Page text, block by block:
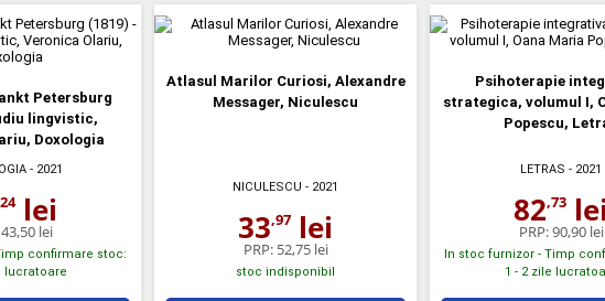
Petersburg
lingvistic,
Doxologia
- 2021
lei
43,50 lei
confirmare stoc:
lucratoare
Atlasul Marilor Curiosi, Alexandre
Messager, Niculescu
NICULESCU - 2021
33,97 lei
PRP: 52,75 lei
stoc indisponibil
Psihoterapie
strategica, volumul I,
Popescu,
LETRAS - 2021
82,73 lei
PRP:90,90 lei
In stoc furnizor - Timp
1 - 2 zile